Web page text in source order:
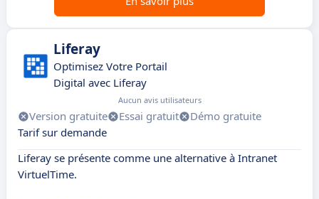
Liferay
Optimisez Votre Portail
Digital avec Liferay
Aucun avis utilisateurs
Version gratuite Essai gratuit
Démo gratuite
Tarif sur demande
Liferay se présente comme une alternative à Intranet
VirtuelTime.